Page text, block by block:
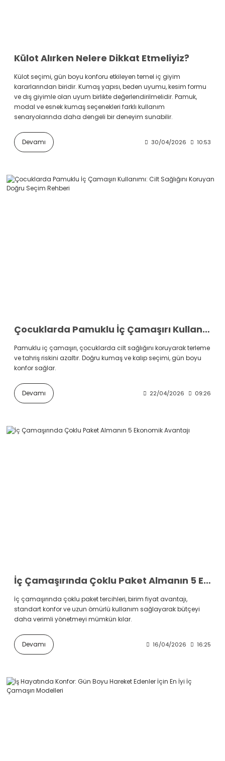
Külot Alırken Nelere Dikkat Etmeliyiz?
Külot seçimi, gün boyu konforu etkileyen temel iç giyim
kararlarından biridir. Kumaş yapısı, beden uyumu, kesim formu
ve dış giyimle olan uyum birlikte değerlendirilmelidir. Pamuk,
modal ve esnek kumaş seçenekleri farklı kullanım
senaryolarında daha dengeli bir deneyim sunabilir.
Devamı 30/04/2026 10:53
Çocuklarda Pamuklu İç Çamaşırı Kullanımı: Cilt Sağlığını Koruyan Doğru Seçim Rehberi
Pamuklu iç çamaşırı, çocuklarda cilt sağlığını koruyarak terleme
ve tahriş riskini azaltır. Doğru kumaş ve kalıp seçimi, gün boyu
konfor sağlar.
Devamı 22/04/2026 09:26
İç Çamaşırında Çoklu Paket Almanın 5 Ekonomik Avantajı
İç çamaşırında çoklu paket tercihleri, birim fiyat avantajı,
standart konfor ve uzun ömürlü kullanım sağlayarak bütçeyi
daha verimli yönetmeyi mümkün kılar.
Devamı 16/04/2026 16:25